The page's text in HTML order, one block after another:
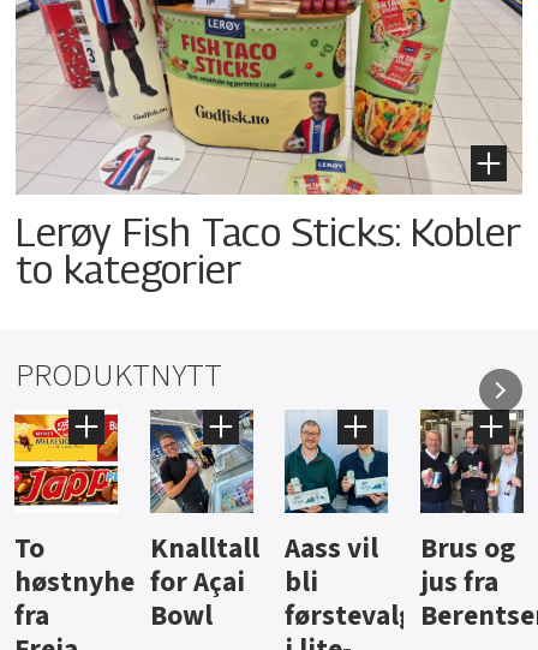
Lerøy Fish Taco Sticks: Kobler
to kategorier
PRODUKTNYTT
Knalltall
for Açai
Bowl
Aass vil
bli
førstevalg
Brus og
jus fra
Berentsen
Hard
iste fra
Hansa